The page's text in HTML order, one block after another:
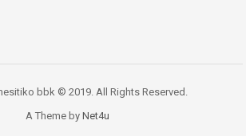
bbk © 2019. All Rights Reserved.
A Theme by Net4u